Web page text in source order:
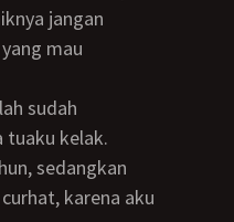
jangan
mau
tuaku kelak.
sedangkan
karena aku